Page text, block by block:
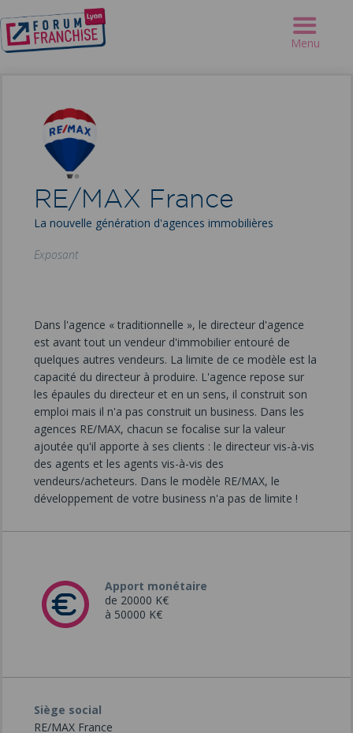
Forum Franchise Lyon>
RE/MAX France
La nouvelle génération d'agences immobilières
Exposant
Dans l'agence « traditionnelle », le directeur d'agence
est avant tout un vendeur d'immobilier entouré de
quelques autres vendeurs. La limite de ce modèle est la
capacité du directeur à produire. L'agence repose sur
les épaules du directeur et en un sens, il construit son
emploi mais il n'a pas construit un business. Dans les
agences RE/MAX, chacun se focalise sur la valeur
ajoutée qu'il apporte à ses clients : le directeur vis-à-vis
des agents et les agents vis-à-vis des
vendeurs/acheteurs. Dans le modèle RE/MAX, le
développement de votre business n'a pas de limite !
Apport monétaire
de 20000 K€
à 50000 K€
Siège social
RE/MAX France
Menu